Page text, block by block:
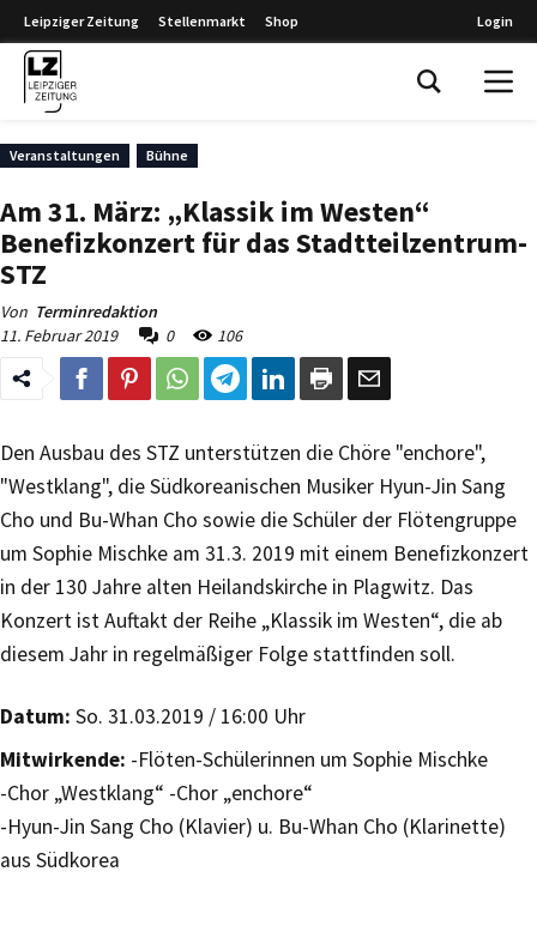
Leipziger Zeitung Stellenmarkt Shop Login
Veranstaltungen Bühne
Am 31. März: „Klassik im Westen“
Benefizkonzert für das Stadtteilzentrum-​
STZ
Von Terminredaktion
11. Februar 2019
0 106
Den Ausbau des STZ unterstützen die Chöre "enchore",
"Westklang", die Südkoreanischen Musiker Hyun-Jin Sang
Cho und Bu-Whan Cho sowie die Schüler der Flötengruppe
um Sophie Mischke am 31.3. 2019 mit einem Benefizkonzert
in der 130 Jahre alten Heilandskirche in Plagwitz. Das
Konzert ist Auftakt der Reihe „Klassik im Westen“, die ab
diesem Jahr in regelmäßiger Folge stattfinden soll.
Datum: So. 31.03.2019 / 16:00 Uhr
Mitwirkende: -Flöten-Schülerinnen um Sophie Mischke
-Chor „Westklang“ -Chor „enchore“
-Hyun-Jin Sang Cho (Klavier) u. Bu-Whan Cho (Klarinette)
aus Südkorea